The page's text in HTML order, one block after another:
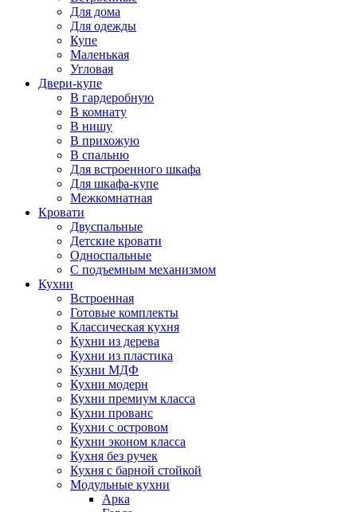
Для дома
Для одежды
Купе
Маленькая
Угловая
Двери-купе
В гардеробную
В комнату
В нишу
В прихожую
В спальню
Для встроенного шкафа
Для шкафа-купе
Межкомнатная
Кровати
Двуспальные
Детские кровати
Односпальные
С подъемным механизмом
Кухни
Встроенная
Готовые комплекты
Классическая кухня
Кухни из дерева
Кухни из пластика
Кухни МДФ
Кухни модерн
Кухни премиум класса
Кухни прованс
Кухни с островом
Кухни эконом класса
Кухня без ручек
Кухня с барной стойкой
Модульные кухни
Арка